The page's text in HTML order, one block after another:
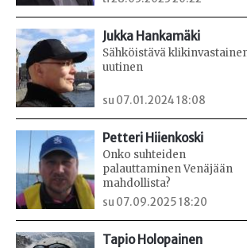
Jukka Hankamäki
Sähköistävä
uutinen
su 07.01.2024 18:08
Petteri Hiienkoski
Onko suhteiden
palauttaminen Venäjään
mahdollista?
su 07.09.2025 18:20
Tapio Holopainen